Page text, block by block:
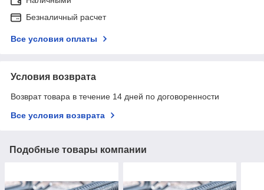
Безналичный расчет
Все условия оплаты
Условия возврата
Возврат товара в течение 14 дней по договоренности
Все условия возврата
Подобные товары компании